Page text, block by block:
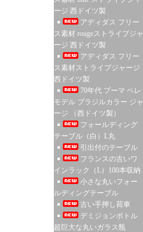
ージ 西ドイツ製
アディダス フリー
ス素材 rougeストライプジャ
ージ 西ドイツ製
アディダス フリー
ス素材ストライプジャージ
西ドイツ製
70年代 プーマ ペレ
モデル ブラジルカラー ジャ
ージ （西ドイツ製）
フォールディング
テーブル（白）L丸
引出付のテーブル
フランスの古いワ
インラック（L）100本収納
小さな丸いフォー
ルディングテーブル
古い手押し荷車
デミジョンボトル
超巨大な丸いガラス瓶